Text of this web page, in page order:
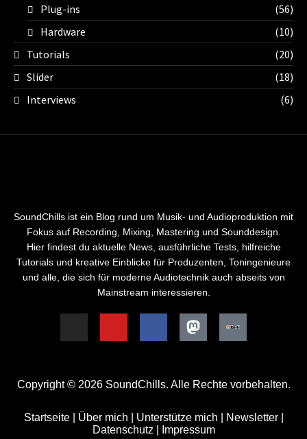
Plug-ins
(56)
Hardware
(10)
Tutorials
(20)
Slider
(18)
Interviews
(6)
SoundChills ist ein Blog rund um Musik- und Audioproduktion mit
Fokus auf Recording, Mixing, Mastering und Sounddesign.
Hier findest du aktuelle News, ausführliche Tests, hilfreiche
Tutorials und kreative Einblicke für Produzenten, Toningenieure
und alle, die sich für moderne Audiotechnik auch abseits von
Mainstream interessieren.
Copyright © 2026 SoundChills. Alle Rechte vorbehalten.
Startseite| Über mich Unterstütze mich Newsletter|
Datenschutz
Impressum